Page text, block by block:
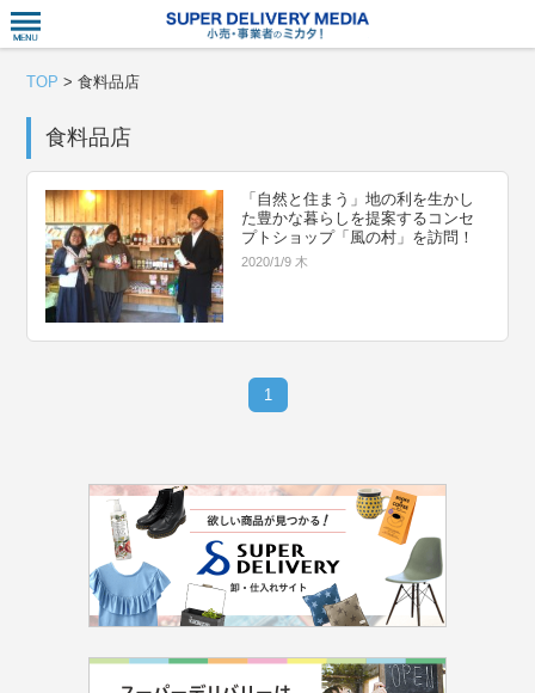
TOP >食料品店
食料品店
「自然と住まう」地の利を生かし
た豊かな暮らしを提案するコンセ
プトショップ「風の村」を訪問！
2020/1/9 木
1